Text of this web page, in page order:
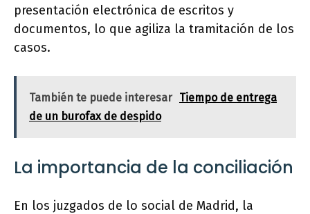
presentación electrónica de escritos y
documentos, lo que agiliza la tramitación de los
casos.
También te puede interesar Tiempo de entrega
de un burofax de despido
La importancia de la conciliación
En los juzgados de lo social de Madrid, la